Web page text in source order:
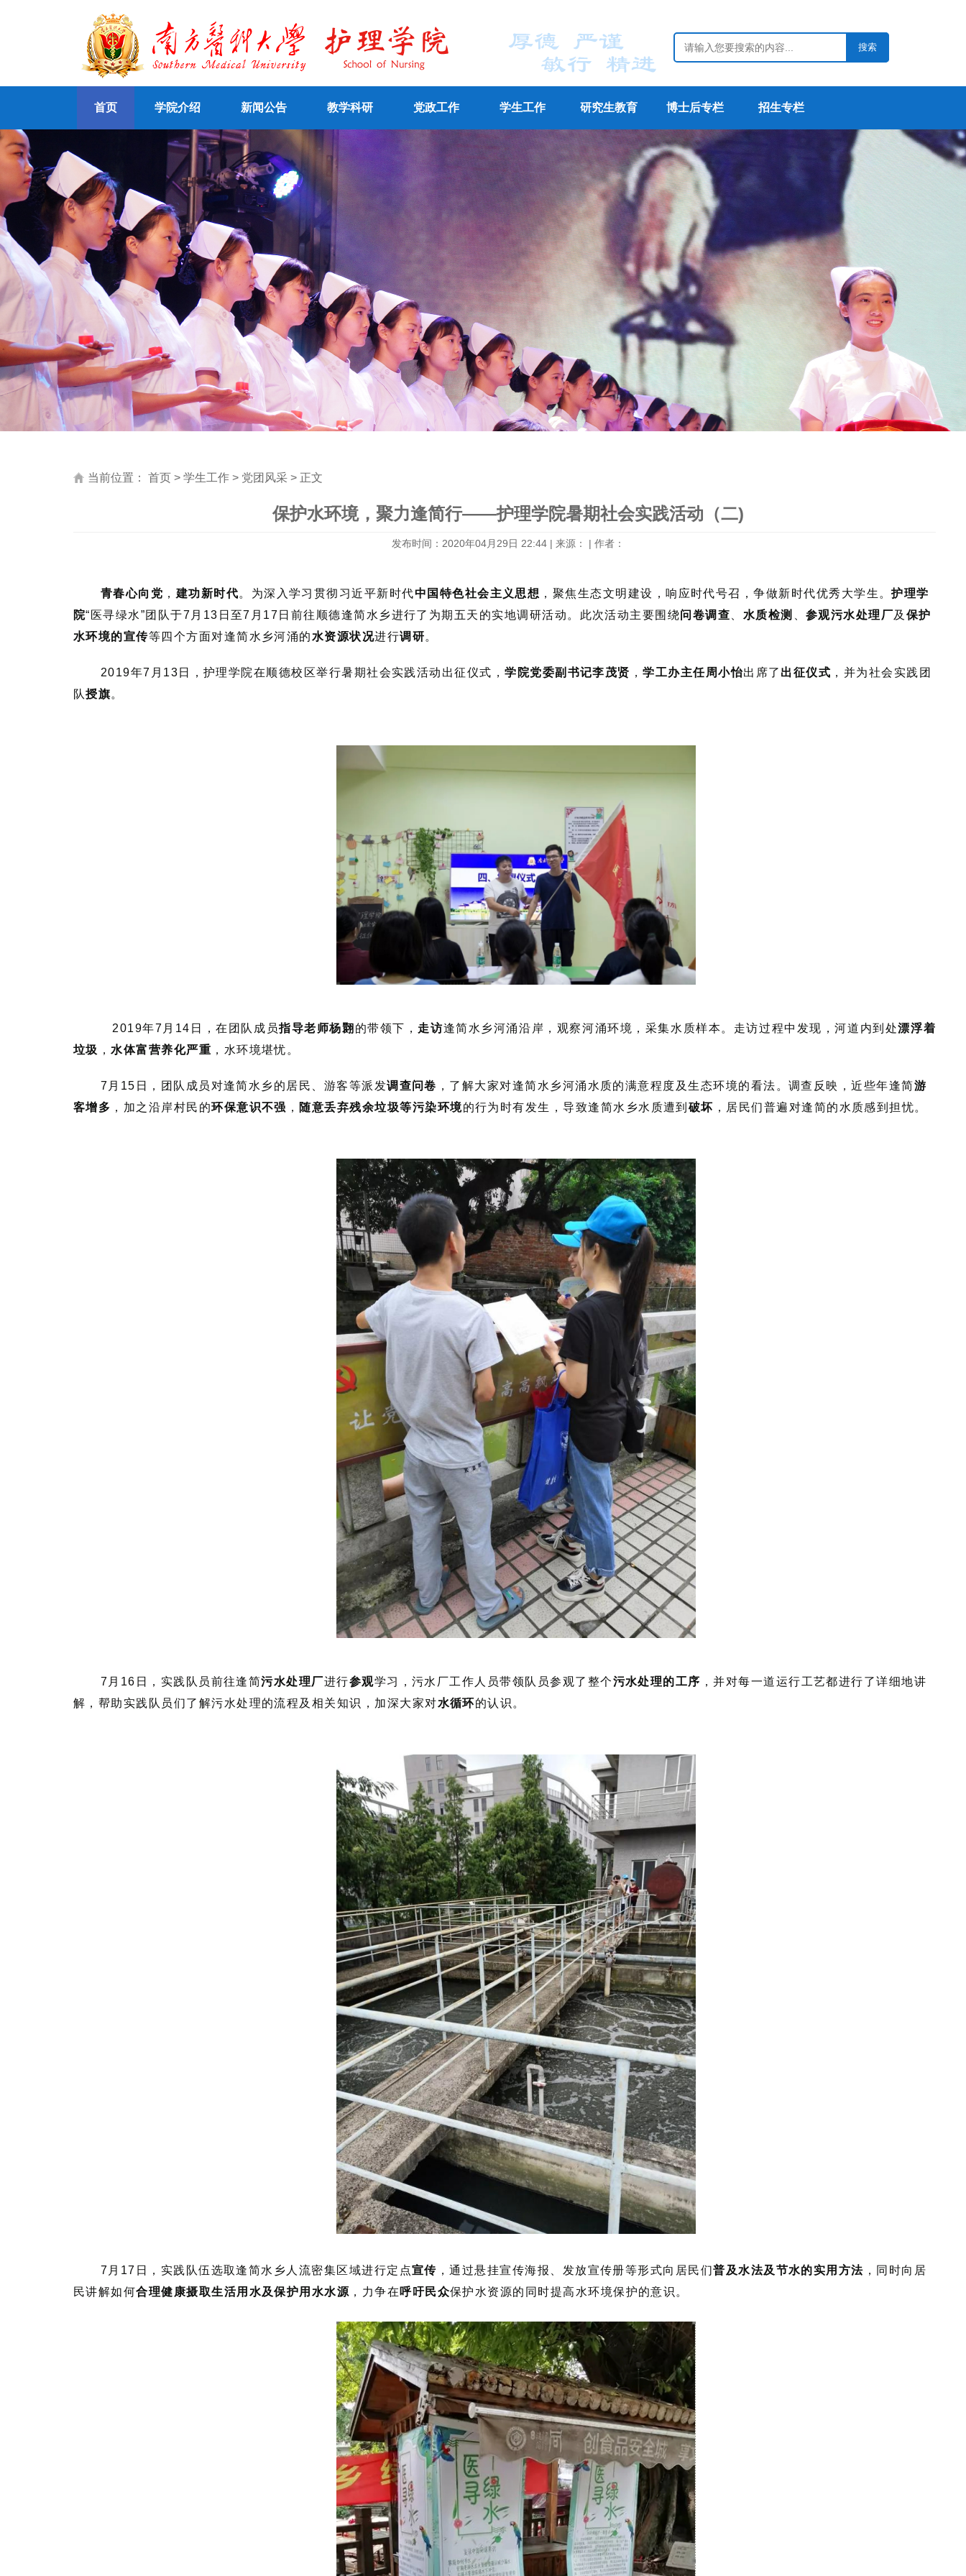
首页 学院介绍 新闻公告 教学科研 党政工作 学生工作 研究生教育 博士后专栏 招生专栏
社会服务 专业认证
教
学
学院简介 学院机构 全日制教学 成人教育 科研工作 成果 专业认证
人事 组织 宣传
通知公告 思政教育 学生管理 党团风采 奖励处分 学生资助 就业工作
导师名录 培养计划
本科生招生 研究生招生 自考、成人招生
认证知识 认证文件 认证动态 他山之石
专题学习网站 精品课程 资源库 网络课程 双语教学网站
当前位置： 首页 > 学生工作 > 党团风采 > 正文
保护水环境，聚力逢简行——护理学院暑期社会实践活动（二)
发布时间：2020年04月29日 22:44 | 来源： | 作者：
青春心向党 ， 建功新时代。为深入学习贯彻习近平新时代中国特色社会主义思想 ，聚焦生态文明建设，响应时代号召，争做新时代优秀大学生。护理学
院“医寻绿水”团队于7月13日至7月17日前往顺德逢简水乡进行了为期五天的实地调研活动。此次活动主要围绕问卷调查 水质检测 参观污水处理厂及 保护
水环境的宣传等四个方面对逢简水乡河涌的 水资源状况进行调研。
2019年7月13日，护理学院在顺德校区举行暑期社会实践活动出征仪式，学院党委副书记李茂贤 ，学工办主任周小怡出席了 出征仪式 ，并为社会实践团
队授旗。
2019年7月14日，在团队成员指导老师杨翾 的带领下， 走访逢简水乡河涌沿岸，观察河涌环境，采集水质样本。走访过程中发现，河道内到处漂浮着
垃圾 ， 水体富营养化严重 ，水环境堪忧。
7月15日，团队成员对逢简水乡的居民、游客等派发调查问卷 ，了解大家对逢简水乡河涌水质的满意程度及生态环境的看法。调查反映，近些年逢简游
客增多 ，加之沿岸村民的环保意识不强 ， 随意丢弃残余垃圾等污染环境的行为时有发生，导致逢简水乡水质遭到 破坏 ，居民们普遍对逢简的水质感到担忧。
7月16日，实践队员前往逢简污水处理厂 进行参观学习，污水厂工作人员带领队员参观了整个污水处理的工序 ，并对每一道运行工艺都进行了详细地讲
解，帮助实践队员们了解污水处理的流程及相关知识，加深大家对水循环的认识。
7月17日，实践队伍选取逢简水乡人流密集区域进行定点宣传 ，通过悬挂宣传海报、发放宣传册等形式向居民们普及水法及节水的实用方法 ，同时向居
民讲解如何合理健康摄取生活用水及保护用水水源 ，力争在 呼吁民众保护水资源的同时提高水环境保护的意识。